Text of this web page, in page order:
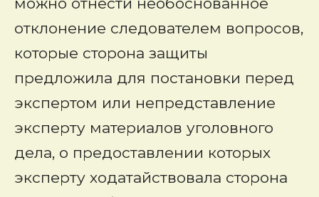
отклонение следователем вопросов,
которые сторона защиты
предложила для постановки перед
экспертом или непредставление
эксперту материалов уголовного
дела, о предоставлении которых
эксперту ходатайствовала сторона